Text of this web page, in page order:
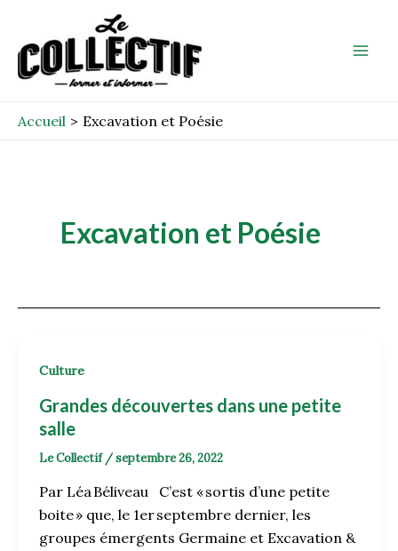
contenu
Accueil Excavation et Poésie
Excavation et Poésie
Culture
Grandes découvertes dans une petite
salle
Le Collectif /septembre 26, 2022
Par Léa Béliveau C’est « sortis d’une petite
boite » que, le 1er septembre dernier, les
groupes émergents Germaine et Excavation &